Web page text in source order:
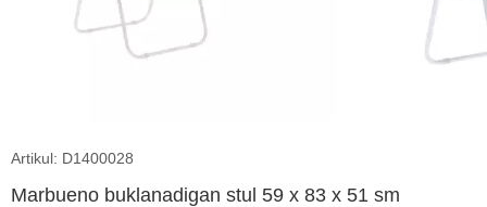
Qo’l soatlari
Artikul: D1400028
Marbueno buklanadigan stul 59 x 83 x 51 sm